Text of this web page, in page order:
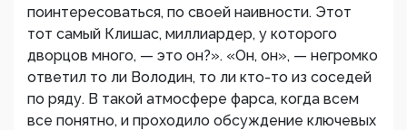
поинтересоваться, по своей наивности. Этот
тот самый Клишас, миллиардер, у которого
дворцов много, — это он?». «Он, он», — негромко
ответил то ли Володин, то ли кто-то из соседей
по ряду. В такой атмосфере фарса, когда всем
все понятно, и проходило обсуждение ключевых